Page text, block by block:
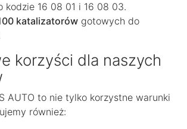
kodzie 16 08 01 i 16 08 03.
katalizatorów gotowych do
korzyści dla naszych
AUTO to nie tylko korzystne warunki
również: